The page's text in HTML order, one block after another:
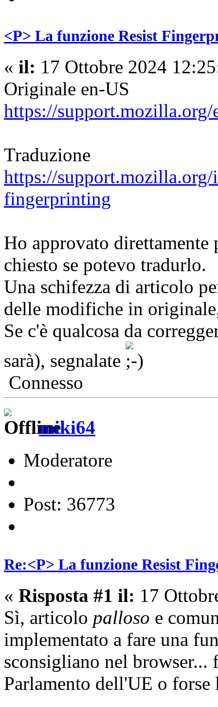
<P> La funzione Resist
« il: 17 Ottobre 2024
Originale en-US
https://
Traduzione
https://
fingerprinting
Ho approvato
chiesto se potevo tradurlo.
Una schifezza di articolo
delle modifiche in
Se c'è qualcosa da
sarà), segnalate
Connesso
miki64
Moderatore
Post: 36773
Re:<P> La funzione Resist
« Risposta #1 il: 17
Sì, articolo palloso e
implementato a fare una
sconsigliano nel
Parlamento dell'UE o